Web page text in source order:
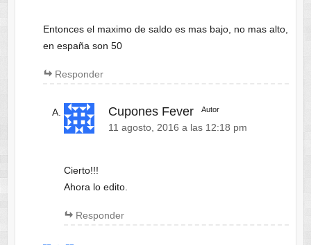
Entonces el maximo de saldo es mas bajo, no mas alto,
en españa son 50
Responder
Cupones Fever Autor
11 agosto, 2016 a las 12:18 pm
Cierto!!!
Ahora lo edito.
Responder